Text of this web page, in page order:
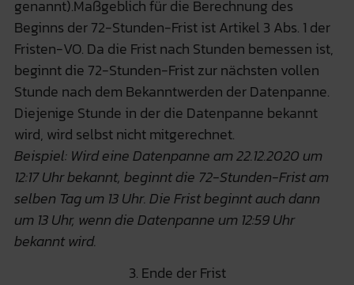
genannt).Maßgeblich für die Berechnung des
Beginns der 72-Stunden-Frist ist Artikel 3 Abs. 1 der
Fristen-VO. Da die Frist nach Stunden bemessen ist,
beginnt die 72-Stunden-Frist zur nächsten vollen
Stunde nach dem Bekanntwerden der Datenpanne.
Diejenige Stunde in der die Datenpanne bekannt
wird, wird selbst nicht mitgerechnet.
Beispiel: Wird eine Datenpanne am 22.12.2020 um
12:17 Uhr bekannt, beginnt die 72-Stunden-Frist am
selben Tag um 13 Uhr. Die Frist beginnt auch dann
um 13 Uhr, wenn die Datenpanne um 12:59 Uhr
bekannt wird.
3. Ende der Frist